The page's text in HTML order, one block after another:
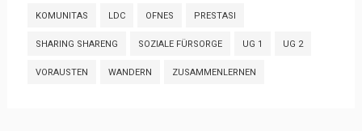
KOMUNITAS LDC OFNES PRESTASI
SHARING SHARENG SOZIALE FÜRSORGE UG 1 UG 2
VORAUSTEN WANDERN ZUSAMMENLERNEN